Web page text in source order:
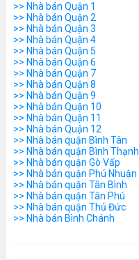
>> Nhà bán Quận 1
>> Nhà bán Quận 2
>> Nhà bán Quận 3
>> Nhà bán Quận 4
>> Nhà bán Quận 5
>> Nhà bán Quận 6
>> Nhà bán Quận 7
>> Nhà bán Quận 8
>> Nhà bán Quận 9
>> Nhà bán Quận 10
>> Nhà bán Quận 11
>> Nhà bán Quận 12
>> Nhà bán quận Bình Tân
>> Nhà bán quận Bình Thạnh
>> Nhà bán quận Gò Vấp
>> Nhà bán quận Phú Nhuận
>> Nhà bán quận Tân Bình
>> Nhà bán quận Tân Phú
>> Nhà bán quận Thủ Đức
>> Nhà bán Bình Chánh